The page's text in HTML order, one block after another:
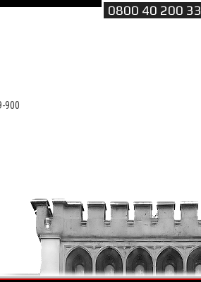
0800 40 200 33
900